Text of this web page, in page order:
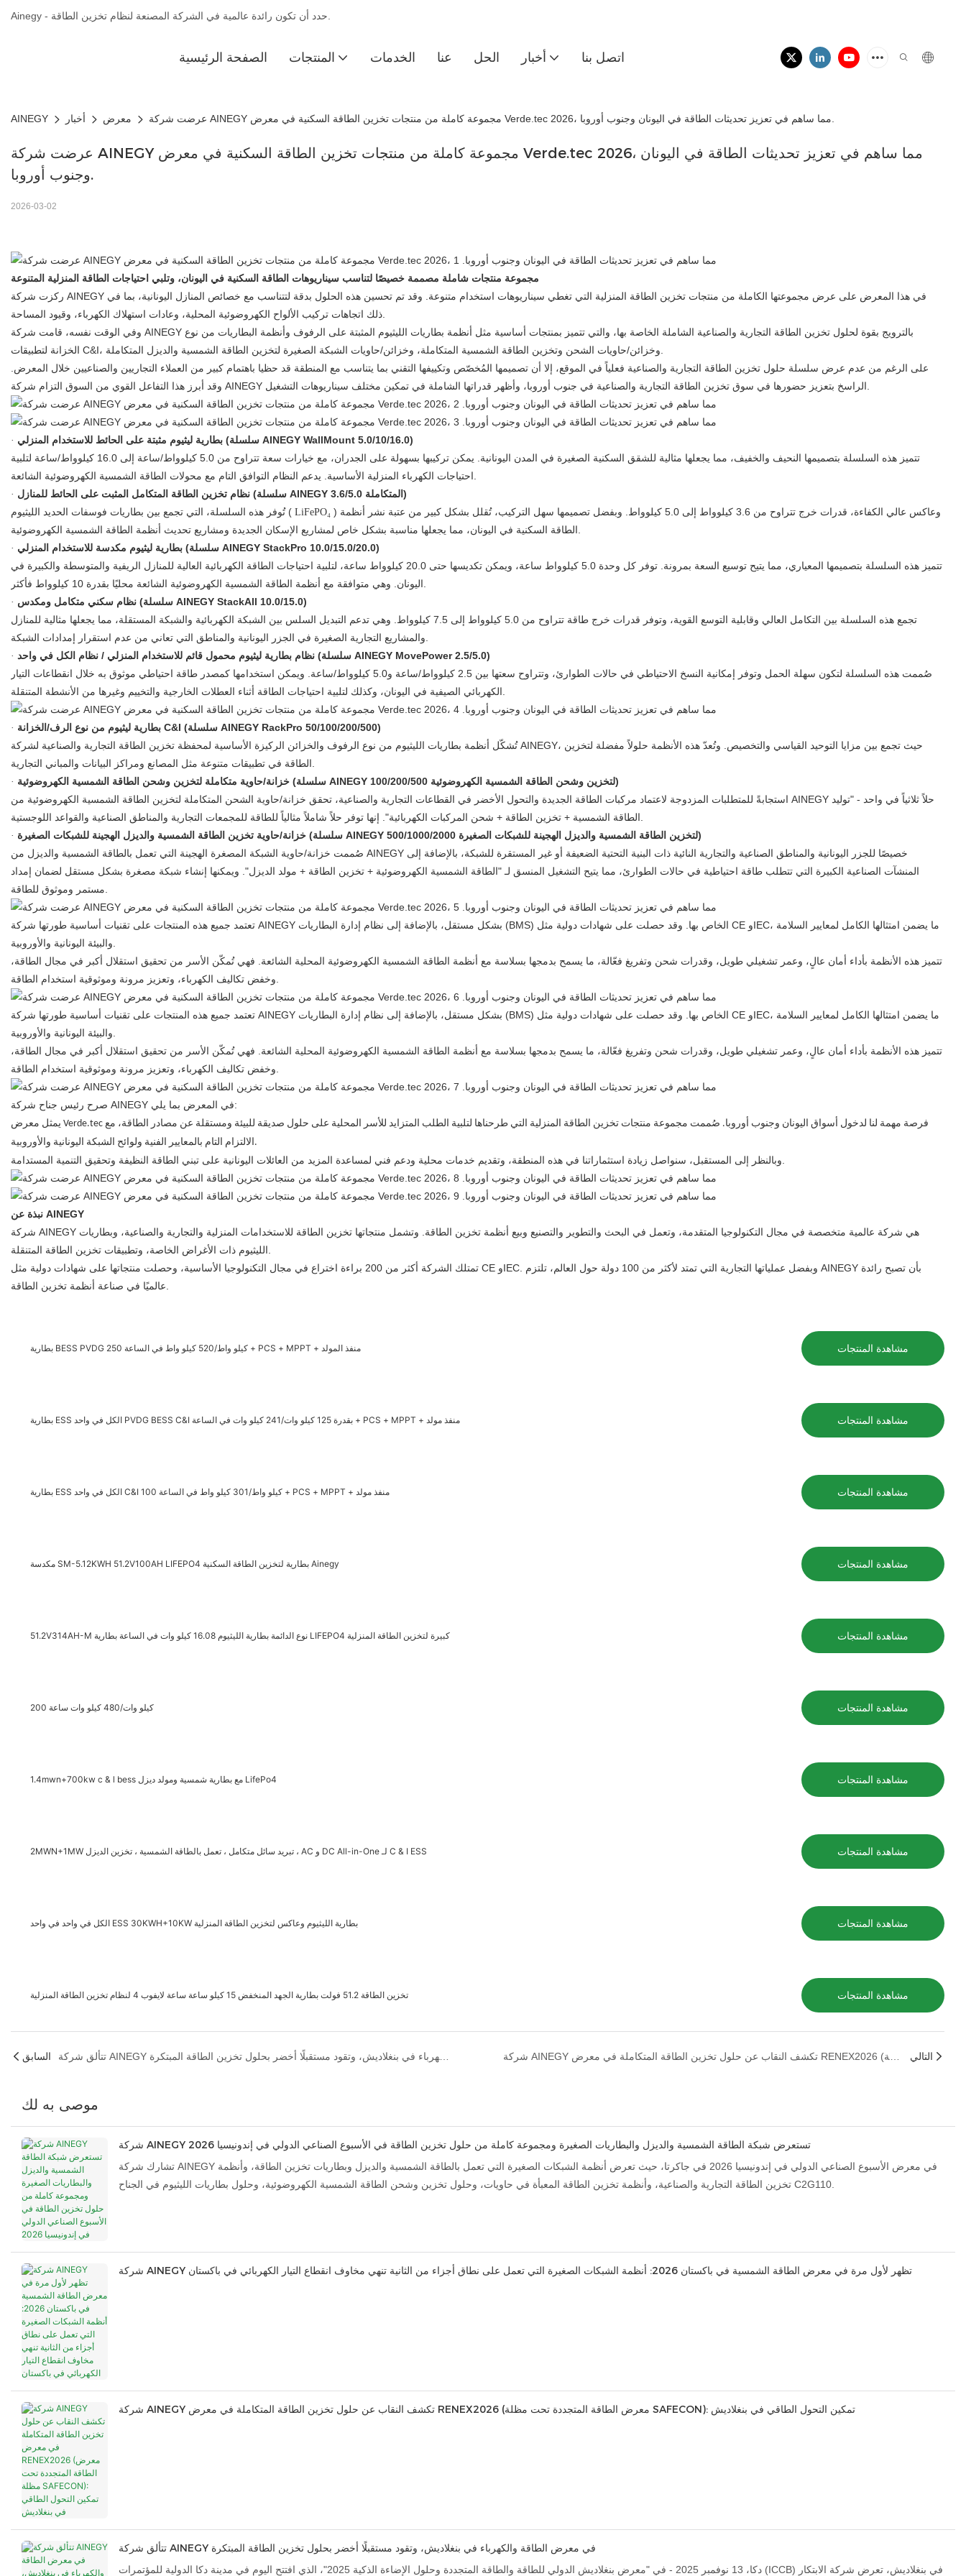
الصفحة الرئيسية المنتجات الخدمات عنا الحل أخبار اتصل بنا
AINEGY أخبار معرض
عرضت شركة AINEGY مجموعة كاملة من منتجات تخزين الطاقة السكنية في معرض Verde.tec 2026، مما ساهم في تعزيز تحديثات الطاقة في اليونان
وجنوب أوروبا.
2026-03-02
مجموعة منتجات شاملة مصممة خصيصًا لتناسب سيناريوهات الطاقة السكنية في اليونان، وتلبي احتياجات الطاقة المنزلية المتنوعة
ركزت شركة AINEGY في هذا المعرض على عرض مجموعتها الكاملة من منتجات تخزين الطاقة المنزلية التي تغطي سيناريوهات استخدام متنوعة. وقد تم تحسين هذه الحلول بدقة لتتناسب مع خصائص المنازل اليونانية، بما في
وفي الوقت نفسه، قامت شركة AINEGY بالترويج بقوة لحلول تخزين الطاقة التجارية والصناعية الشاملة الخاصة بها، والتي تتميز بمنتجات أساسية مثل أنظمة بطاريات الليثيوم المثبتة على الرفوف وأنظمة البطاريات من نوع
على الرغم من عدم عرض سلسلة حلول تخزين الطاقة التجارية والصناعية فعلياً في الموقع، إلا أن تصميمها المُخصّص وتكييفها التقني بما يتناسب مع المنطقة قد حظيا باهتمام كبير من العملاء التجاريين والصناعيين خلال المعرض.
·
بطارية ليثيوم مثبتة على الحائط للاستخدام المنزلي (سلسلة AINEGY WallMount 5.0/10/16.0)
تتميز هذه السلسلة بتصميمها النحيف والخفيف، مما يجعلها مثالية للشقق السكنية الصغيرة في المدن اليونانية. يمكن تركيبها بسهولة على الجدران، مع خيارات سعة تتراوح من 5.0 كيلوواط/ساعة إلى 16.0 كيلوواط/ساعة لتلبية
·
نظام تخزين الطاقة المتكامل المثبت على الحائط للمنازل (سلسلة AINEGY المتكاملة 3.6/5.0)
تُوفر هذه السلسلة، التي تجمع بين بطاريات فوسفات الحديد الليثيوم ( LiFePO₄ ) وعاكس عالي الكفاءة، قدرات خرج تتراوح من 3.6 كيلوواط إلى 5.0 كيلوواط. وبفضل تصميمها سهل التركيب، تُقلل بشكل كبير من عتبة نشر أنظمة
·
بطارية ليثيوم مكدسة للاستخدام المنزلي (سلسلة AINEGY StackPro 10.0/15.0/20.0)
تتميز هذه السلسلة بتصميمها المعياري، مما يتيح توسيع السعة بمرونة. توفر كل وحدة 5.0 كيلوواط ساعة، ويمكن تكديسها حتى 20.0 كيلوواط ساعة، لتلبية احتياجات الطاقة الكهربائية العالية للمنازل الريفية والمتوسطة والكبيرة في
·
نظام سكني متكامل ومكدس (سلسلة AINEGY StackAll 10.0/15.0)
تجمع هذه السلسلة بين التكامل العالي وقابلية التوسع القوية، وتوفر قدرات خرج طاقة تتراوح من 5.0 كيلوواط إلى 7.5 كيلوواط. وهي تدعم التبديل السلس بين الشبكة الكهربائية والشبكة المستقلة، مما يجعلها مثالية للمنازل
·
نظام بطارية ليثيوم محمول قائم للاستخدام المنزلي / نظام الكل في واحد (سلسلة AINEGY MovePower 2.5/5.0)
صُممت هذه السلسلة لتكون سهلة الحمل وتوفر إمكانية النسخ الاحتياطي في حالات الطوارئ، وتتراوح سعتها بين 2.5 كيلوواط/ساعة و5.0 كيلوواط/ساعة. ويمكن استخدامها كمصدر طاقة احتياطي موثوق به خلال انقطاعات التيار
·
بطارية ليثيوم من نوع الرف/الخزانة C&I (سلسلة AINEGY RackPro 50/100/200/500)
تُشكّل أنظمة بطاريات الليثيوم من نوع الرفوف والخزائن الركيزة الأساسية لمحفظة تخزين الطاقة التجارية والصناعية لشركة AINEGY، حيث تجمع بين مزايا التوحيد القياسي والتخصيص. وتُعدّ هذه الأنظمة حلولاً مفضلة لتخزين
·
خزانة/حاوية متكاملة لتخزين وشحن الطاقة الشمسية الكهروضوئية (سلسلة AINEGY لتخزين وشحن الطاقة الشمسية الكهروضوئية 100/200/500)
استجابةً للمتطلبات المزدوجة لاعتماد مركبات الطاقة الجديدة والتحول الأخضر في القطاعات التجارية والصناعية، تحقق خزانة/حاوية الشحن المتكاملة لتخزين الطاقة الشمسية الكهروضوئية من AINEGY حلاً ثلاثياً في واحد - "توليد
·
خزانة/حاوية تخزين الطاقة الشمسية والديزل الهجينة للشبكات الصغيرة (سلسلة AINEGY لتخزين الطاقة الشمسية والديزل الهجينة للشبكات الصغيرة 500/1000/2000)
صُممت خزانة/حاوية الشبكة المصغرة الهجينة التي تعمل بالطاقة الشمسية والديزل من AINEGY خصيصًا للجزر اليونانية والمناطق الصناعية والتجارية النائية ذات البنية التحتية الضعيفة أو غير المستقرة للشبكة، بالإضافة إلى
المنشآت الصناعية الكبيرة التي تتطلب طاقة احتياطية في حالات الطوارئ، مما يتيح التشغيل المنسق لـ "الطاقة الشمسية الكهروضوئية + تخزين الطاقة + مولد الديزل". ويمكنها إنشاء شبكة مصغرة بشكل مستقل لضمان إمداد
تعتمد جميع هذه المنتجات على تقنيات أساسية طورتها شركة AINEGY بشكل مستقل، بالإضافة إلى نظام إدارة البطاريات (BMS) الخاص بها. وقد حصلت على شهادات دولية مثل CE وIEC، ما يضمن امتثالها الكامل لمعايير السلامة
تتميز هذه الأنظمة بأداء أمان عالٍ، وعمر تشغيلي طويل، وقدرات شحن وتفريغ فعّالة، ما يسمح بدمجها بسلاسة مع أنظمة الطاقة الشمسية الكهروضوئية المحلية الشائعة. فهي تُمكّن الأسر من تحقيق استقلال أكبر في مجال الطاقة،
تعتمد جميع هذه المنتجات على تقنيات أساسية طورتها شركة AINEGY بشكل مستقل، بالإضافة إلى نظام إدارة البطاريات (BMS) الخاص بها. وقد حصلت على شهادات دولية مثل CE وIEC، ما يضمن امتثالها الكامل لمعايير السلامة
تتميز هذه الأنظمة بأداء أمان عالٍ، وعمر تشغيلي طويل، وقدرات شحن وتفريغ فعّالة، ما يسمح بدمجها بسلاسة مع أنظمة الطاقة الشمسية الكهروضوئية المحلية الشائعة. فهي تُمكّن الأسر من تحقيق استقلال أكبر في مجال الطاقة،
صرح رئيس جناح شركة AINEGY في المعرض بما يلي:
يمثل معرض Verde.tec فرصة مهمة لنا لدخول أسواق اليونان وجنوب أوروبا. صُممت مجموعة منتجات تخزين الطاقة المنزلية التي طرحناها لتلبية الطلب المتزايد للأسر المحلية على حلول صديقة للبيئة ومستقلة عن مصادر الطاقة، مع
الالتزام التام بالمعايير الفنية ولوائح الشبكة اليونانية والأوروبية.
نبذة عن AINEGY
شركة AINEGY هي شركة عالمية متخصصة في مجال التكنولوجيا المتقدمة، وتعمل في البحث والتطوير والتصنيع وبيع أنظمة تخزين الطاقة. وتشمل منتجاتها تخزين الطاقة للاستخدامات المنزلية والتجارية والصناعية، وبطاريات
تمتلك الشركة أكثر من 200 براءة اختراع في مجال التكنولوجيا الأساسية، وحصلت منتجاتها على شهادات دولية مثل CE وIEC. وبفضل عملياتها التجارية التي تمتد لأكثر من 100 دولة حول العالم، تلتزم AINEGY بأن تصبح رائدة
بطارية BESS PVDG 250 كيلو واط/520 كيلو واط في الساعة + PCS + MPPT + منفذ المولد مشاهدة المنتجات
بطارية ESS الكل في واحد PVDG BESS C&I بقدرة 125 كيلو وات/241 كيلو وات في الساعة + PCS + MPPT + منفذ مولد مشاهدة المنتجات
بطارية ESS الكل في واحد C&I 100 كيلو واط/301 كيلو واط في الساعة + PCS + MPPT + منفذ مولد مشاهدة المنتجات
مكدسة SM-5.12KWH 51.2V100AH LIFEPO4 بطارية لتخزين الطاقة السكنية Ainegy مشاهدة المنتجات
51.2V314AH-M نوع الدائمة بطارية الليثيوم 16.08 كيلو وات في الساعة بطارية LIFEPO4 كبيرة لتخزين الطاقة المنزلية مشاهدة المنتجات
200 كيلو وات/480 كيلو وات ساعة مشاهدة المنتجات
1.4mwn+700kw c & l bess مع بطارية شمسية ومولد ديزل LifePo4 مشاهدة المنتجات
2MWN+1MW تبريد سائل متكامل ، تعمل بالطاقة الشمسية ، تخزين الديزل ، AC و DC All-in-One لـ C & I ESS مشاهدة المنتجات
الكل في واحد في واحد ESS 30KWH+10KW بطارية الليثيوم وعاكس لتخزين الطاقة المنزلية مشاهدة المنتجات
تخزين الطاقة 51.2 فولت بطارية الجهد المنخفض 15 كيلو ساعة ساعة لايفوب 4 لنظام تخزين الطاقة المنزلية مشاهدة المنتجات
السابق تتألق شركة AINEGY في معرض الطاقة والكهرباء في بنغلاديش، وتقود مستقبلًا أخضر بحلول تخزين الطاقة المبتكرة التالي
موصى به لك
شركة AINEGY تستعرض شبكة الطاقة الشمسية والديزل والبطاريات الصغيرة ومجموعة كاملة من حلول تخزين الطاقة في الأسبوع الصناعي الدولي في إندونيسيا 2026
تشارك شركة AINEGY في معرض الأسبوع الصناعي الدولي في إندونيسيا 2026 في جاكرتا، حيث تعرض أنظمة الشبكات الصغيرة التي تعمل بالطاقة الشمسية والديزل وبطاريات تخزين الطاقة، وأنظمة
تخزين الطاقة التجارية والصناعية، وأنظمة تخزين الطاقة المعبأة في حاويات، وحلول تخزين وشحن الطاقة الشمسية الكهروضوئية، وحلول بطاريات الليثيوم في الجناح C2G110.
شركة AINEGY تظهر لأول مرة في معرض الطاقة الشمسية في باكستان 2026: أنظمة الشبكات الصغيرة التي تعمل على نطاق أجزاء من الثانية تنهي مخاوف انقطاع التيار الكهربائي في باكستان
شركة AINEGY تكشف النقاب عن حلول تخزين الطاقة المتكاملة في معرض RENEX2026 (معرض الطاقة المتجددة تحت مظلة SAFECON): تمكين التحول الطاقي في بنغلاديش
تتألق شركة AINEGY في معرض الطاقة والكهرباء في بنغلاديش، وتقود مستقبلًا أخضر بحلول تخزين الطاقة المبتكرة
دكا، 13 نوفمبر 2025 - في "معرض بنغلاديش الدولي للطاقة والطاقة المتجددة وحلول الإضاءة الذكية 2025"، الذي افتتح اليوم في مدينة دكا الدولية للمؤتمرات (ICCB) في بنغلاديش، تعرض شركة الابتكار